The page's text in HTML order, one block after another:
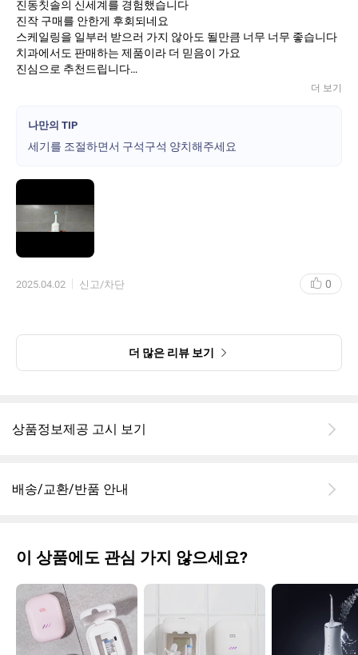
진동칫솔의 신세계를 경험했습니다
진작 구매를 안한게 후회되네요
스케일링을 일부러 받으러 가지 않아도 될만큼 너무 너무 좋습니다
치과에서도 판매하는 제품이라 더 믿음이 가요
진심으로 추천드립니다
더 보기
나만의 TIP
세기를 조절하면서 구석구석 양치해주세요
2025.04.02 신고/차단 0
더 많은 리뷰 보기
상품정보제공 고시 보기
배송/교환/반품 안내
이 상품에도 관심 가지 않으세요?